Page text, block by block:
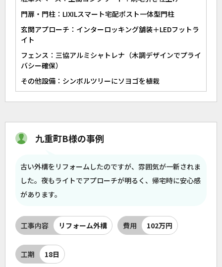
門扉・門柱：LIXILスマート宅配ポスト一体型門柱
玄関アプローチ：インターロッキング舗装＋LEDフットラ
イト
フェンス：三協アルミシャトレナ（木調デザインでプライ
バシー確保）
その他設備：シンボルツリーにソヨゴを植栽
九重町B様の事例
古い外構をリフォームしたのですが、雰囲気が一新されま
した。夜もライトでアプローチが明るく、帰宅時に安心感
があります。
工事内容 リフォーム外構 費用 102万円
工期 18日